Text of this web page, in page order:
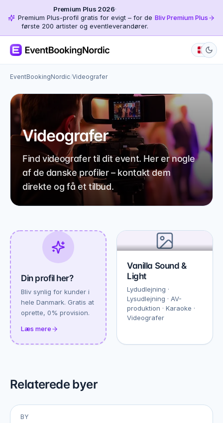
Premium Plus 2026·
Premium Plus-profil gratis for evigt – for de
første 200 artister og eventleverandører.
Bliv Premium Plus
EventBookingNordic/Videografer
Videografer
Find videografer til dit event. Her er nogle
af de danske profiler – kontakt dem
direkte og få et tilbud.
Din profil her?
Bliv synlig for kunder i
hele Danmark. Gratis at
oprette, 0% provision.
Læs mere
Vanilla Sound &
Light
Lydudlejning ·
Lysudlejning · AV-
produktion · Karaoke ·
Videografer
Relaterede byer
BY